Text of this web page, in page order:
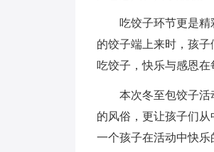
吃饺子环节更是
的饺子端上来时，孩
吃饺子，快乐与感恩在
本次冬至包饺子
的风俗，更让孩子们
一个孩子在活动中快乐